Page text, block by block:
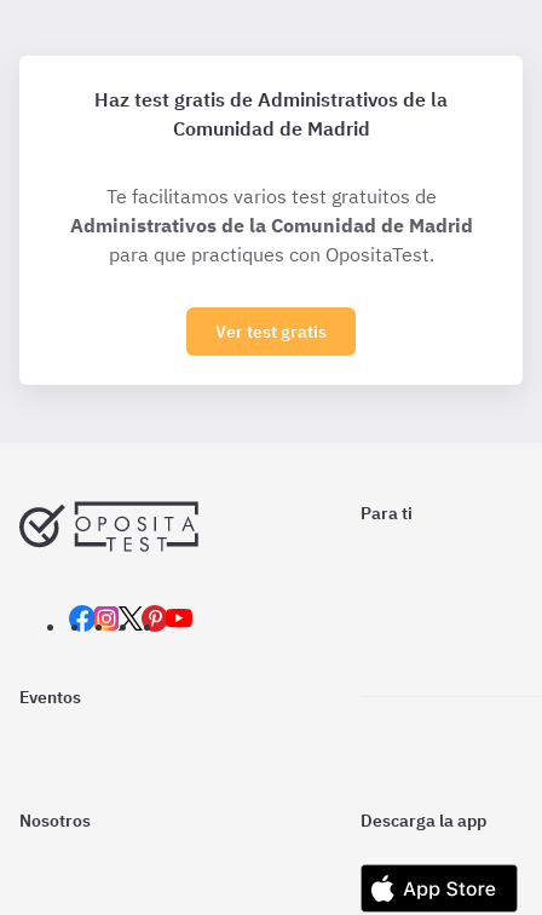
Haz test gratis de Administrativos de la
Comunidad de Madrid
Te facilitamos varios test gratuitos de
Administrativos de la Comunidad de Madrid
para que practiques con OpositaTest.
Ver test gratis
Para ti
Eventos
Nosotros Descarga la app